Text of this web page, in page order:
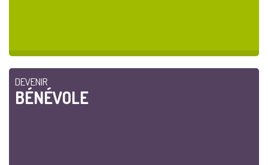
DEVENIR
BÉNÉVOLE